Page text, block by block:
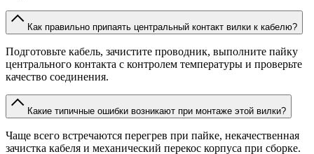
Как правильно припаять центральный контакт вилки к кабелю?
Подготовьте кабель, зачистите проводник, выполните пайку
центрального контакта с контролем температуры и проверьте
качество соединения.
Какие типичные ошибки возникают при монтаже этой вилки?
Чаще всего встречаются перегрев при пайке, некачественная
зачистка кабеля и механический перекос корпуса при сборке.